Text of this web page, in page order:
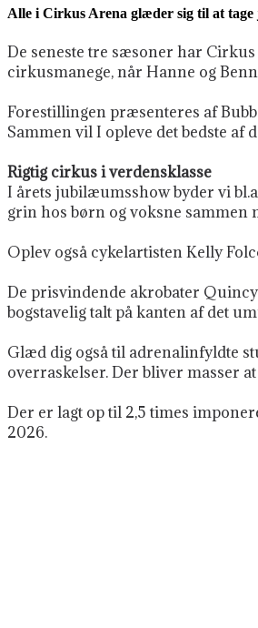
Alle i Cirkus Arena glæder sig til at tage
De seneste tre sæsoner har
cirkusmanege, når Hanne og
Forestillingen præsenteres af
Sammen vil I opleve det bedste
Rigtig cirkus i verdensklasse
I årets jubilæumsshowbyder vi
grin hos børn og voksne sammen
Oplev også cykelartisten Kelly
De prisvindende akrobater
bogstavelig talt på kanten af det
Glæd dig også til adrenalinfyldte
overraskelser.Der bliver masser
Der er lagt op til 2,5 times
2026.